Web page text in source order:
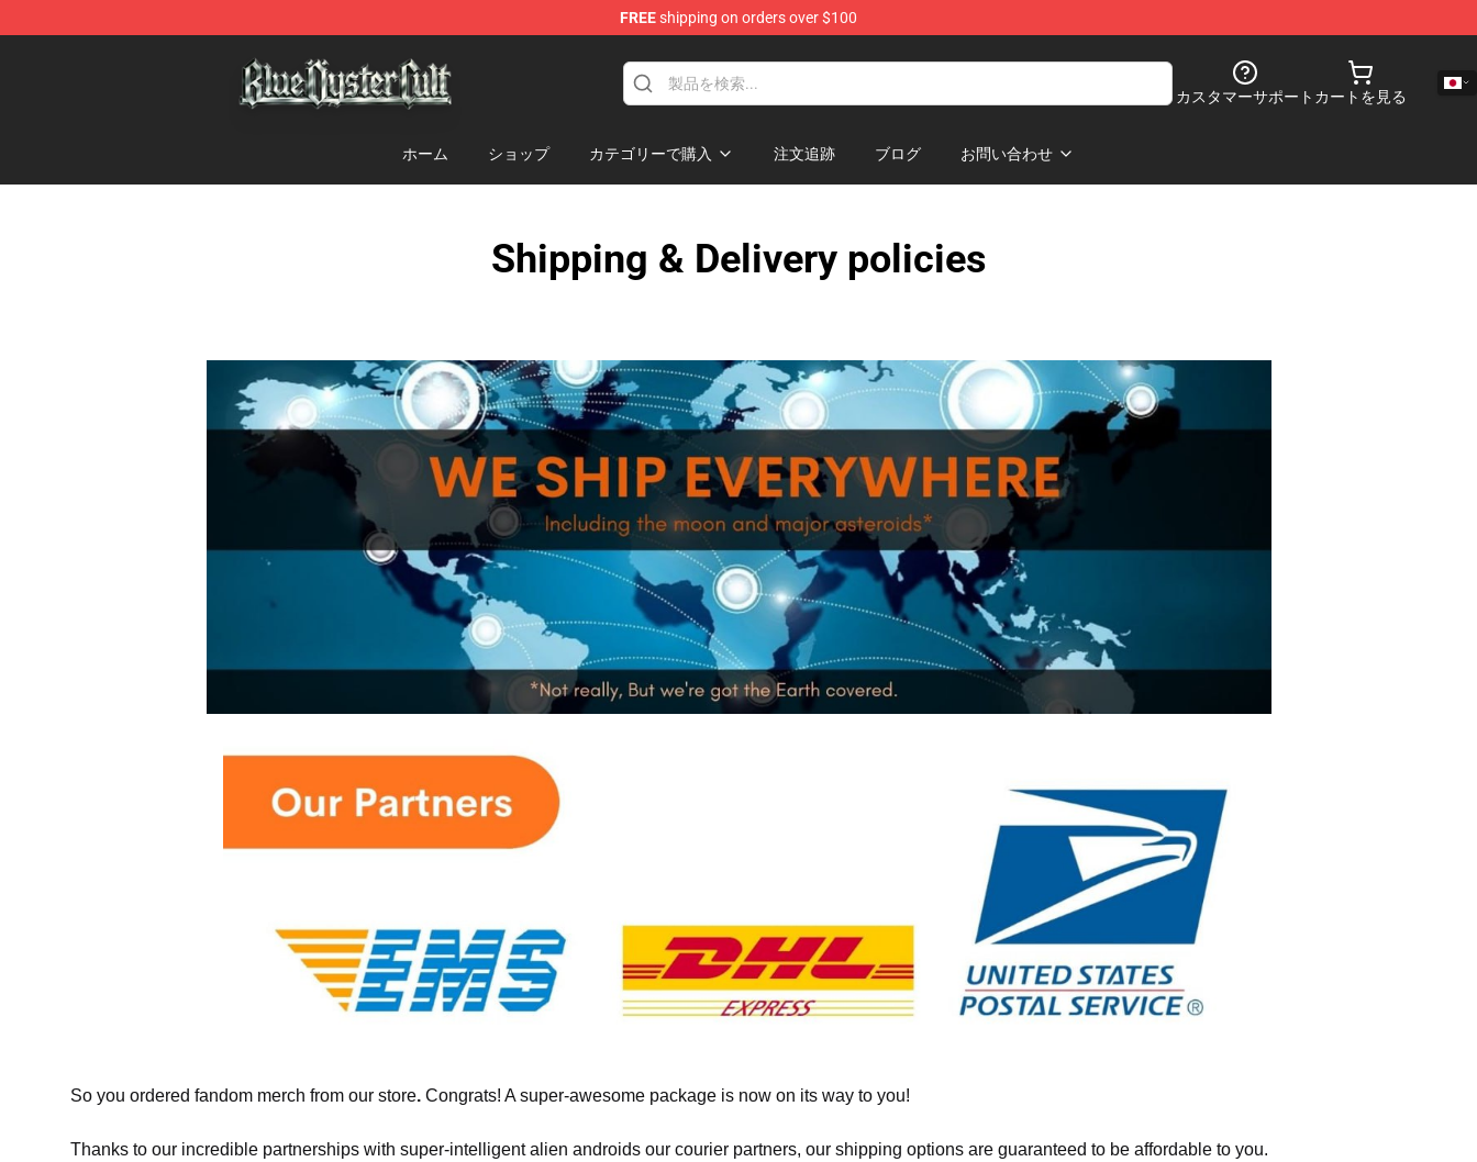
FREEshipping on orders over $100
カスタマーサポート カートを見る
ホーム ショップ カテゴリーで購入 注文追跡 ブログ お問い合わせ
Shipping & Delivery policies
So you ordered fandom merch from our store. Congrats! A super-awesome package is now on its way to you!
Thanks to our incredible partnerships with super-intelligent alien androids our courier partners, our shipping options are guaranteed to be affordable to you.